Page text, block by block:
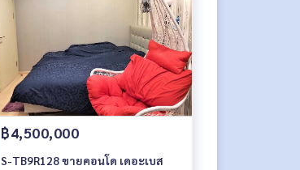
฿4,500,000
S-TB9R128 ขายคอนโด เดอะเบส